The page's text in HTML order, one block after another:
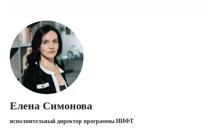
Елена Симонова
исполнительный директор программы ИИФТ